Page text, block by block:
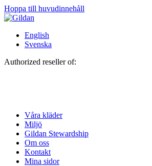
Hoppa till huvudinnehåll
English
Svenska
Authorized reseller of:
Våra kläder
Miljö
Gildan Stewardship
Om oss
Kontakt
Mina sidor